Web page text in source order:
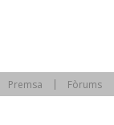
Premsa Fòrums